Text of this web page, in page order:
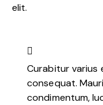
elit.
Curabitur varius
consequat.
condimentum,